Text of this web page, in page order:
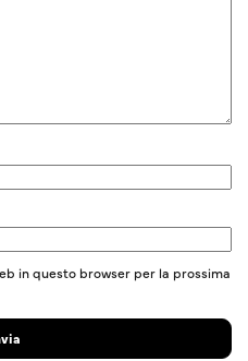
in questo browser per la prossima